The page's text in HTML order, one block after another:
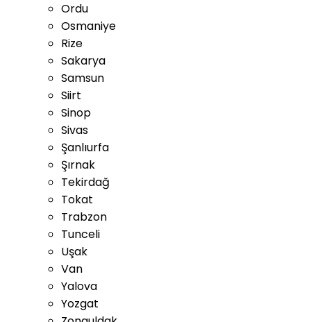
Ordu
Osmaniye
Rize
Sakarya
Samsun
Siirt
Sinop
Sivas
Şanlıurfa
Şırnak
Tekirdağ
Tokat
Trabzon
Tunceli
Uşak
Van
Yalova
Yozgat